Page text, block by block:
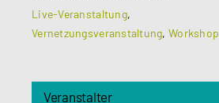
Live-Veranstaltung,
Vernetzungsveranstaltung,Workshop
Veranstalter